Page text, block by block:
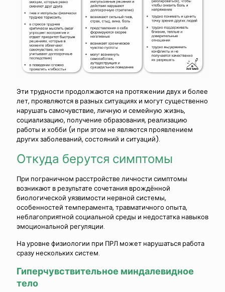
Эти трудности продолжаются на протяжении двух и более
лет, проявляются в разных ситуациях и могут существенно
нарушать самочувствие, личную и семейную жизнь,
социализацию, получение образования, реализацию
работы и хобби (и при этом не являются проявлением
других заболеваний, состояний и ситуаций).
Откуда берутся симптомы
При пограничном расстройстве личности симптомы
возникают в результате сочетания врождённой
биологической уязвимости нервной системы,
особенностей темперамента, травматичного опыта,
неблагоприятной социальной среды и недостатка навыков
эмоциональной регуляции.
На уровне физиологии при ПРЛ может нарушаться работа
сразу нескольких систем.
Гиперчувствительное миндалевидное
тело